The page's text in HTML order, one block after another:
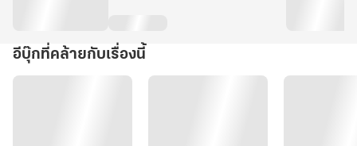
อีบุ๊กที่คล้ายกับเรื่องนี้